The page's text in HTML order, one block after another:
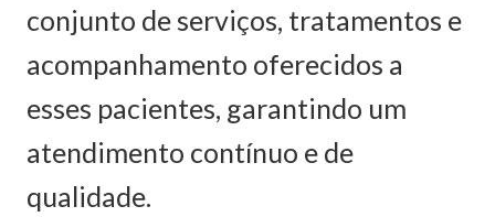
conjunto de serviços, tratamentos e
acompanhamento oferecidos a
esses pacientes, garantindo um
atendimento contínuo e de
qualidade.